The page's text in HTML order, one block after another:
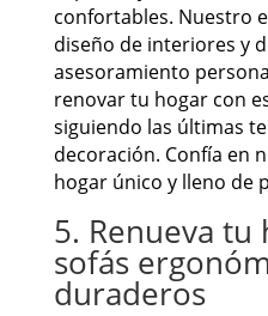
confortables. Nuestro
diseño de interiores y
asesoramiento
renovar tu hogar con
siguiendo las últimas
decoración. Confía en
hogar único y lleno de
5. Renueva tu
sofás
duraderos